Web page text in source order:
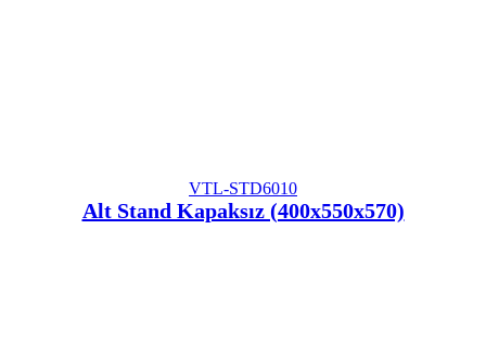
VTL-STD6010
Alt Stand Kapaksız (400x550x570)